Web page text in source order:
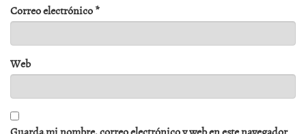
Correo electrónico*
Web